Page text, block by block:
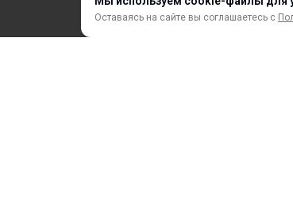
Оставаясь на сайте вы соглашаетесь с